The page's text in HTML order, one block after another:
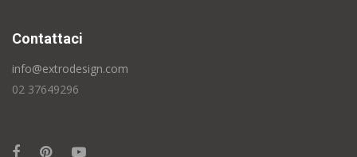
Contattaci
info@extrodesign.com
02 37649296